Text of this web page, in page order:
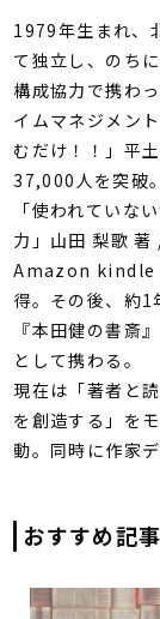
1979年生まれ、
て独立し、のち
構成協力で携わ
イムマネジメン
むだけ！！」平
37,000人を突破。
「使われていな
力」山田 梨歌 著
Amazon kindle
得。その後、約1
『本田健の書斎
として携わる。
現在は「著者と
を創造する」を
動。同時に作家
おすすめ記事